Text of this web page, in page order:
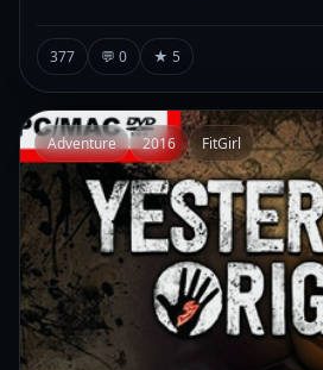
377 💬 0 ★ 5
Adventure 2016 FitGirl